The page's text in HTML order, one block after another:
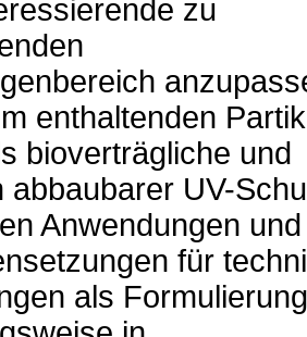
zu
enthaltenden
bioverträgliche und
abbaubarer UV-
Anwendungen und
für
als